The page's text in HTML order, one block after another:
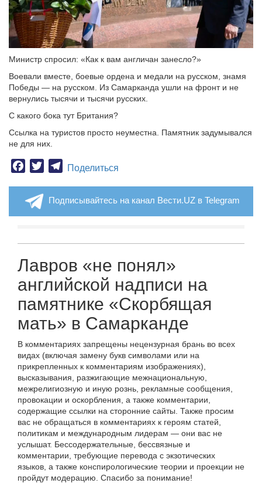
Министр спросил: «Как к вам англичан занесло?»
Воевали вместе, боевые ордена и медали на русском, знамя
Победы — на русском. Из Самарканда ушли на фронт и не
вернулись тысячи и тысячи русских.
С какого бока тут Британия?
Ссылка на туристов просто неуместна. Памятник задумывался
не для них.
Facebook
TwitterTelegram
Поделиться
Подписывайтесь на канал Вести.UZ в Telegram
Лавров «не понял»
английской надписи на
памятнике «Скорбящая
мать» в Самарканде
В комментариях запрещены нецензурная брань во всех
видах (включая замену букв символами или на
прикрепленных к комментариям изображениях),
высказывания, разжигающие межнациональную,
межрелигиозную и иную рознь, рекламные сообщения,
провокации и оскорбления, а также комментарии,
содержащие ссылки на сторонние сайты. Также просим
вас не обращаться в комментариях к героям статей,
политикам и международным лидерам — они вас не
услышат. Бессодержательные, бессвязные и
комментарии, требующие перевода с экзотических
языков, а также конспирологические теории и проекции не
пройдут модерацию. Спасибо за понимание!